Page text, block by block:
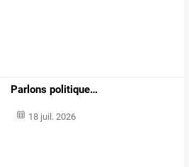
Parlons politique…
18 juil. 2026